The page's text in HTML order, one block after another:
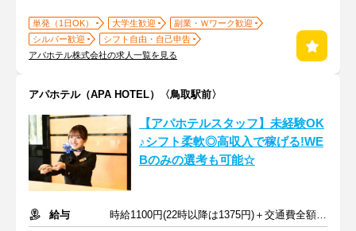
単発（1日OK） 大学生歓迎
副業・Ｗワーク歓迎
シルバー歓迎
シフト自由・自己申告
アパホテル株式会社の求人一覧を見る
アパホテル（APA HOTEL）〈鳥取駅前〉
【アパホテルスタッフ】未経験OK
♪シフト柔軟◎高収入で稼げる!WE
Bのみの選考も可能☆
給与
時給1100円(22時以降は1375円)＋交通費全額支給